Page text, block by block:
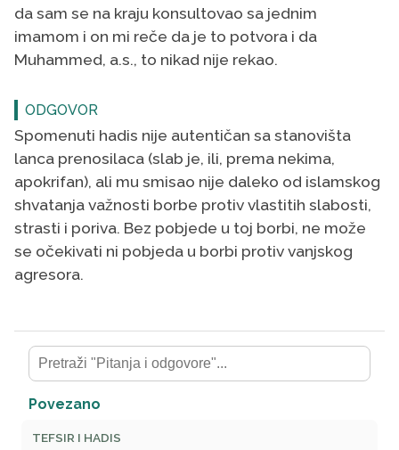
da sam se na kraju konsultovao sa jednim
imamom i on mi reče da je to potvora i da
Muhammed, a.s., to nikad nije rekao.
ODGOVOR
Spomenuti hadis nije autentičan sa stanovišta
lanca prenosilaca (slab je, ili, prema nekima,
apokrifan), ali mu smisao nije daleko od islamskog
shvatanja važnosti borbe protiv vlastitih slabosti,
strasti i poriva. Bez pobjede u toj borbi, ne može
se očekivati ni pobjeda u borbi protiv vanjskog
agresora.
Povezano
TEFSIR I HADIS